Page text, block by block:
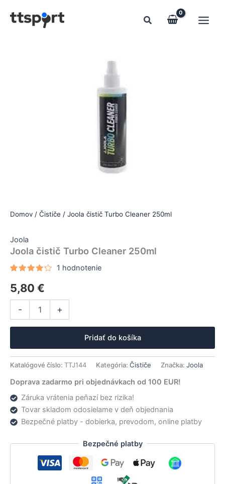
Domov / Čističe / Joola čistič Turbo Cleaner 250ml
Joola
Joola čistič Turbo Cleaner 250ml
4.00z 5
na
základe
zákazníckej
recenzie
1 hodnotenie
5,80 €
- +
Pridať do košíka
Katalógové číslo: TTJ144 Kategória: Čističe Značka: Joola
Doprava zadarmo pri objednávkach od 100 EUR!
Záruka vrátenia peňazí bez rizika!
Tovar skladom odosielame v deň objednania
Bezpečné platby - dobierka, prevodom, online platby
Bezpečné platby